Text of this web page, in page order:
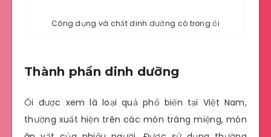
Công dụng và chất dinh dưỡng có trong ổi
Thành phần dinh dưỡng
Ổi được xem là loại quả phổ biến tại Việt Nam,
thường xuất hiện trên các món tráng miệng, món